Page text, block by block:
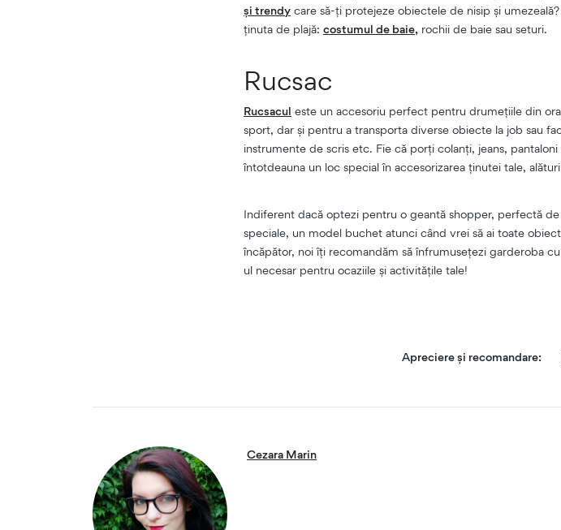
și trendy care să-ți protejeze obiectele de nisip și
ținuta de plajă: costumul de baie, rochii de baie sau seturi.
Rucsac
Rucsacul este un accesoriu perfect pentru drumețiile din
sport, dar și pentru a transporta diverse obiecte la job sau
instrumente de scris etc. Fie că porți colanți, jeans,
întotdeauna un loc special în accesorizarea ținutei tale,
Indiferent dacă optezi pentru o geantă shopper, perfectă
speciale, un model buchet atunci când vrei să ai toate
încăpător, noi îți recomandăm să înfrumusețezi garderoba
ul necesar pentru ocaziile și activitățile tale!
Apreciere și recomandare:
Cezara Marin